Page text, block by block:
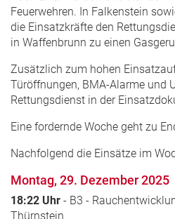
Feuerwehren. In Falkenstein
die Einsatzkräfte den
in Waffenbrunn zu einen
Zusätzlich zum hohen
Türöffnungen, BMA-Alarme und
Rettungsdienst in der
Eine fordernde Woche geht zu
Nachfolgend die Einsätze im
Montag, 29. Dezember 2025
18:22 Uhr - B3 -
Thürnstein